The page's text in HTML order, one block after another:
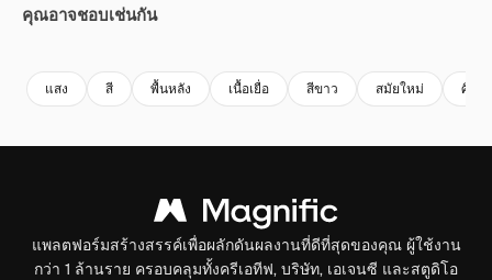
คุณอาจชอบเช่นกัน
แสง สี พื้นหลัง เนื้อเยื่อ สีขาว สมัยใหม่ ศิลปะ
แพลตฟอร์มสร้างสรรค์เพื่อผลักดันผลงานที่ดีที่สุดของคุณ ผู้ใช้งาน
กว่า 1 ล้านราย ครอบคลุมทั้งครีเอทีฟ, บริษัท, เอเจนซี และสตูดิโอ